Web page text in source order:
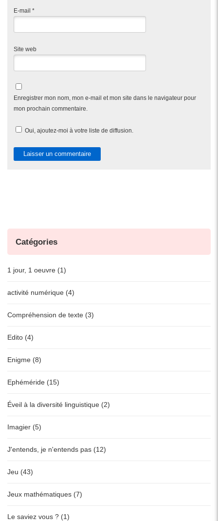
E-mail *
Site web
Enregistrer mon nom, mon e-mail et mon site dans le navigateur pour
mon prochain commentaire.
Oui, ajoutez-moi à votre liste de diffusion.
Catégories
1 jour, 1 oeuvre (1)
activité numérique (4)
Compréhension de texte (3)
Edito (4)
Enigme (8)
Ephéméride (15)
Éveil à la diversité linguistique (2)
Imagier (5)
J'entends, je n'entends pas (12)
Jeu (43)
Jeux mathématiques (7)
Le saviez vous ? (1)